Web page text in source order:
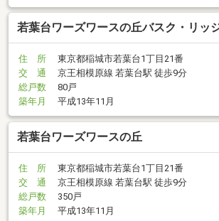
若葉台ワーズワースの丘バスク・リッ
住 所
東京都稲城市若葉台1丁目21番
交 通
京王相模原線 若葉台駅 徒歩9分
総戸数
80戸
築年月
平成13年11月
若葉台ワーズワースの丘
住 所
東京都稲城市若葉台1丁目21番
交 通
京王相模原線 若葉台駅 徒歩9分
総戸数
350戸
築年月
平成13年11月